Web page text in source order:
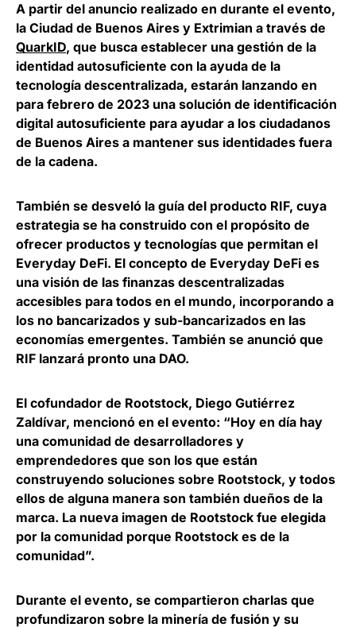
A partir del anuncio realizado en durante el evento,
la Ciudad de Buenos Aires y Extrimian a través de
QuarkID, que busca establecer una gestión de la
identidad autosuficiente con la ayuda de la
tecnología descentralizada, estarán lanzando en
para febrero de 2023 una solución de identificación
digital autosuficiente para ayudar a los ciudadanos
de Buenos Aires a mantener sus identidades fuera
de la cadena.
También se desveló la guía del producto RIF, cuya
estrategia se ha construido con el propósito de
ofrecer productos y tecnologías que permitan el
Everyday DeFi. El concepto de Everyday DeFi es
una visión de las finanzas descentralizadas
accesibles para todos en el mundo, incorporando a
los no bancarizados y sub-bancarizados en las
economías emergentes. También se anunció que
RIF lanzará pronto una DAO.
El cofundador de Rootstock, Diego Gutiérrez
Zaldívar, mencionó en el evento: “Hoy en día hay
una comunidad de desarrolladores y
emprendedores que son los que están
construyendo soluciones sobre Rootstock, y todos
ellos de alguna manera son también dueños de la
marca. La nueva imagen de Rootstock fue elegida
por la comunidad porque Rootstock es de la
comunidad”.
Durante el evento, se compartieron charlas que
profundizaron sobre la minería de fusión y su